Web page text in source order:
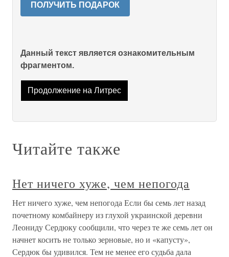
ПОЛУЧИТЬ ПОДАРОК
Данный текст является ознакомительным
фрагментом.
Продолжение на Литрес
Читайте также
Нет ничего хуже, чем непогода
Нет ничего хуже, чем непогода Если бы семь лет назад
почетному комбайнеру из глухой украинской деревни
Леониду Сердюку сообщили, что через те же семь лет он
начнет косить не только зерновые, но и «капусту»,
Сердюк бы удивился. Тем не менее его судьба дала